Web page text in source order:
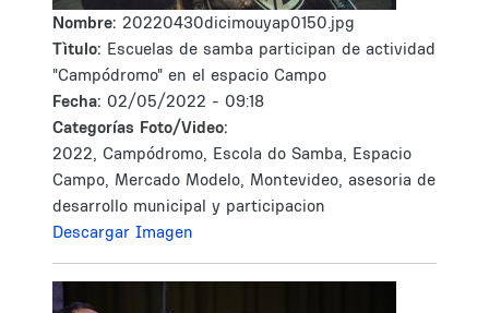
Nombre: 20220430dicimouyap0150.jpg
Tìtulo: Escuelas de samba participan de actividad
"Campódromo" en el espacio Campo
Fecha: 02/05/2022 - 09:18
Categorías Foto/Video:
2022, Campódromo, Escola do Samba, Espacio
Campo, Mercado Modelo, Montevideo, asesoria de
desarrollo municipal y participacion
Descargar Imagen